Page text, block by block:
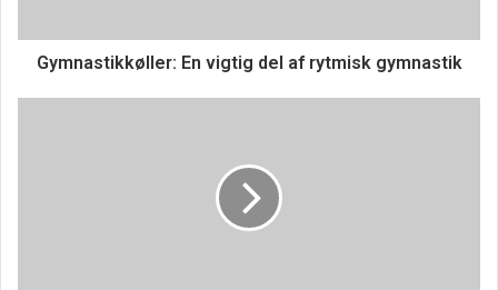
ligevægtsindtag?
ligevægtsindtag, hvilket skaber et kalorieunderskud.
Omvendt, hvis du ønsker at tage på i vægt, skal du indtage
flere kalorier end dit ligevægtsindtag for at skabe et
Gymnastikkøller: En vigtig del af rytmisk gymnastik